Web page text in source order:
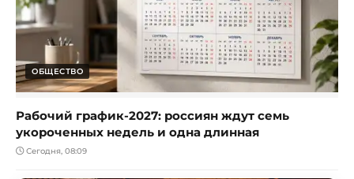
ОБЩЕСТВО
Рабочий график-2027: россиян ждут семь
укороченных недель и одна длинная
Сегодня, 08:09